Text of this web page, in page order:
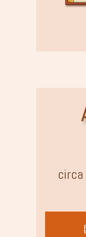
circa